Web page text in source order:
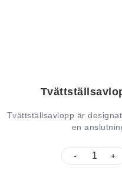
Tvättställsavlopp är
en
- +